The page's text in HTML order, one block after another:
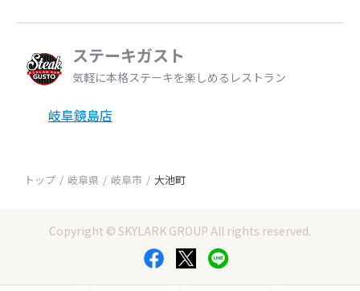
ステーキガスト
気軽に本格ステーキを楽しめるレストラン
岐阜鏡島店
トップ 岐阜県 岐阜市 大池町
Copyright © SKYLARK GROUP All rights reserved.